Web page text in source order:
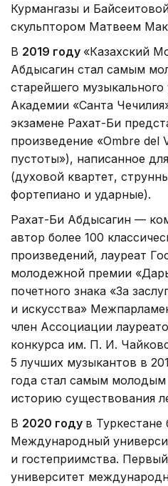
Курмангазы и
скульптором Матвеем
В 2019 году «Казахский
Абдысагин стал самым
старейшего
Академии «Санта
экзамене Рахат-Би
произведение «Ombre del
пустоты»), написанное
(духовой квартет,
фортепиано и ударные).
Рахат-Би Абдысагин —
автор более 100
произведений, лауреат
молодежной премии
почетного знака «За
и искусства»
член Ассоциации
конкурса им. П. И.
5 лучших музыкантов в
года стал самым
историю существования
В 2020 году в Туркестане
Международный
и гостеприимства.
университет